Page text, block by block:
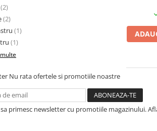
Craciun
(2)
(2)
(1)
(1)
Nu rata ofertele si promotiile noastre
primesc newsletter cu promotiile magazinului.